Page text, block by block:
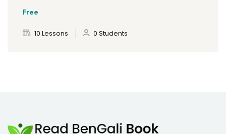
Free
10 Lessons 0 Students